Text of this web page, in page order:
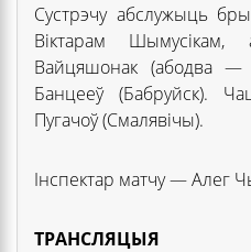
Сустрэчу абслужыць
Віктарам
Вайцяшонак (абодва —
Банцееў (Бабруйск).
Пугачоў (Смалявічы).
Інспектар матчу — Алег
ТРАНСЛЯЦЫЯ